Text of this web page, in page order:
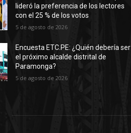
lideró la preferencia de los lectores
con el 25 % de los votos
5 de agosto de 2026
Encuesta ETC.PE: ¿Quién debería ser
el próximo alcalde distrital de
Paramonga?
5 de agosto de 2026